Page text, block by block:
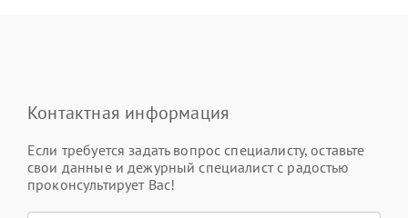
Контактная информация
Если требуется задать вопрос специалисту, оставьте
свои данные и дежурный специалист с радостью
проконсультирует Вас!